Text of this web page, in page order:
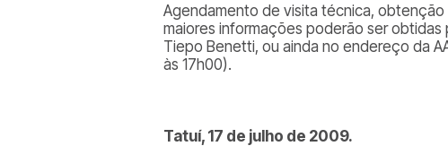
Agendamento de visita técnica,
maiores informações poderão ser obtidas
Tiepo Benetti, ou ainda no endereço da
às 17h00).
Tatuí, 17 de julho de 2009.